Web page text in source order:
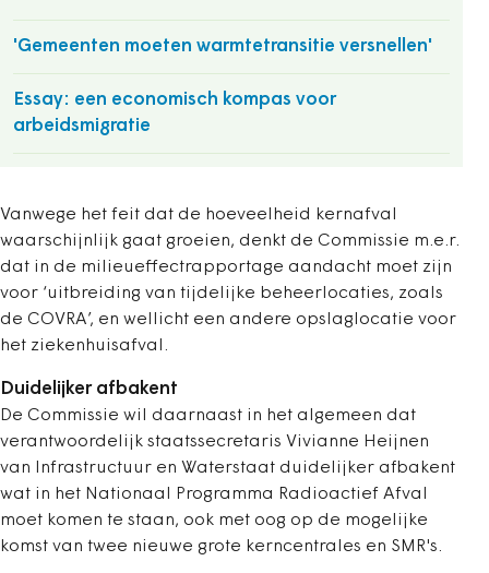
'Gemeenten moeten warmtetransitie versnellen'
Essay: een economisch kompas voor
arbeidsmigratie
Vanwege het feit dat de hoeveelheid kernafval
waarschijnlijk gaat groeien, denkt de Commissie m.e.r.
dat in de milieueffectrapportage aandacht moet zijn
voor ‘uitbreiding van tijdelijke beheerlocaties, zoals
de COVRA’, en wellicht een andere opslaglocatie voor
het ziekenhuisafval.
Duidelijker afbakent
De Commissie wil daarnaast in het algemeen dat
verantwoordelijk staatssecretaris Vivianne Heijnen
van Infrastructuur en Waterstaat duidelijker afbakent
wat in het Nationaal Programma Radioactief Afval
moet komen te staan, ook met oog op de mogelijke
komst van twee nieuwe grote kerncentrales en SMR's.